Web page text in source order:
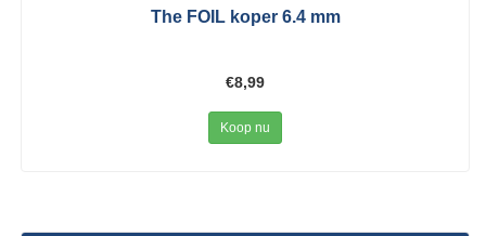
The FOIL koper 6.4 mm
€8,99
Koop nu